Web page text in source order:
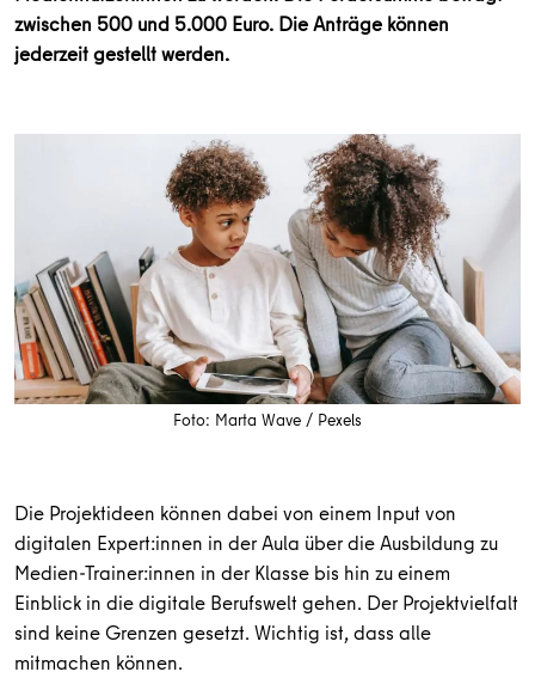
zwischen 500 und 5.000 Euro. Die Anträge können
jederzeit gestellt werden.
Foto: Marta Wave / Pexels
Die Projektideen können dabei von einem Input von
digitalen Expert:innen in der Aula über die Ausbildung zu
Medien-Trainer:innen in der Klasse bis hin zu einem
Einblick in die digitale Berufswelt gehen. Der Projektvielfalt
sind keine Grenzen gesetzt. Wichtig ist, dass alle
mitmachen können.